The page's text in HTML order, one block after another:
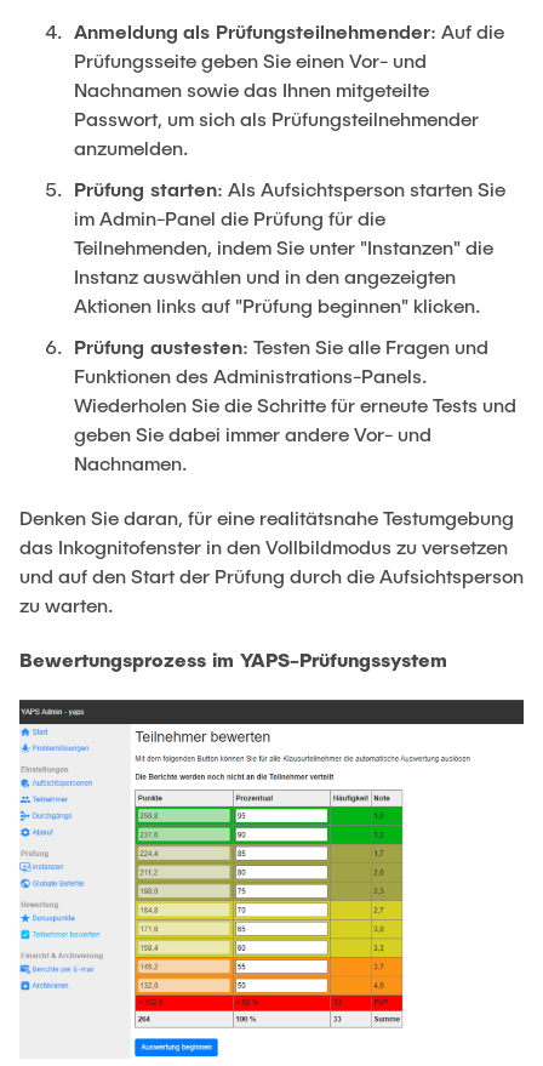
Anmeldung als Prüfungsteilnehmender: Auf die
Prüfungsseite geben Sie einen Vor- und
Nachnamen sowie das Ihnen mitgeteilte
Passwort, um sich als Prüfungsteilnehmender
anzumelden.
Prüfung starten: Als Aufsichtsperson starten Sie
im Admin-Panel die Prüfung für die
Teilnehmenden, indem Sie unter "Instanzen" die
Instanz auswählen und in den angezeigten
Aktionen links auf "Prüfung beginnen" klicken.
Prüfung austesten: Testen Sie alle Fragen und
Funktionen des Administrations-Panels.
Wiederholen Sie die Schritte für erneute Tests und
geben Sie dabei immer andere Vor- und
Nachnamen.
Denken Sie daran, für eine realitätsnahe Testumgebung
das Inkognitofenster in den Vollbildmodus zu versetzen
und auf den Start der Prüfung durch die Aufsichtsperson
zu warten.
Bewertungsprozess im YAPS-Prüfungssystem